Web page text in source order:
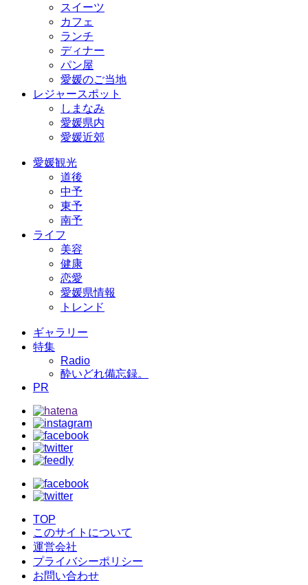
スイーツ
カフェ
ランチ
ディナー
パン屋
愛媛のご当地
レジャースポット
しまなみ
愛媛県内
愛媛近郊
愛媛観光
道後
中予
東予
南予
ライフ
美容
健康
恋愛
愛媛県情報
トレンド
ギャラリー
特集
Radio
酔いどれ備忘録。
PR
TOP
このサイトについて
運営会社
プライバシーポリシー
お問い合わせ